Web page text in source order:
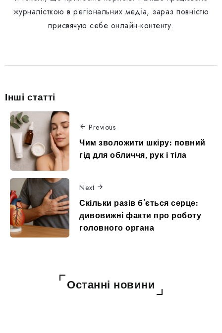
журналісткою в регіональних медіа, зараз повністю
присвячую себе онлайн-контенту.
Інші статті
Previous
Чим зволожити шкіру: повний
гід для обличчя, рук і тіла
Next
Скільки разів б’ється серце:
дивовижні факти про роботу
головного органа
Останні новини